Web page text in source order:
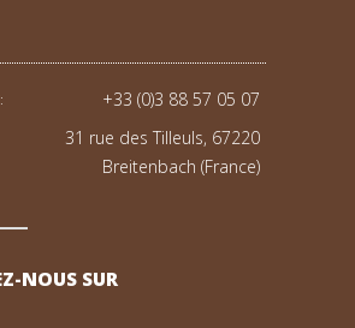
+33 (0)3 88 57 05 07
31 rue des Tilleuls, 67220
Breitenbach (France)
NOUS SUR